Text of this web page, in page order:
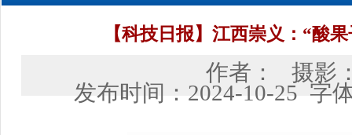
【科技日报】江西崇义：“酸
作者：
摄影
发布时间： 2024-10-25 字